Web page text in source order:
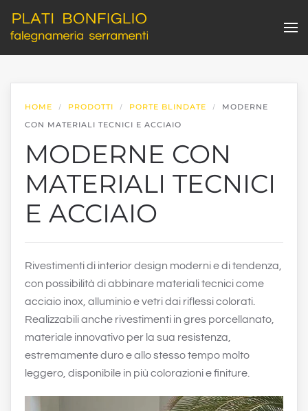
Skip to main content
HOME PRODOTTI PORTE BLINDATE
MODERNE
CON MATERIALI TECNICI E ACCIAIO
MODERNE CON
MATERIALI TECNICI
E ACCIAIO
Rivestimenti di interior design moderni e di tendenza,
con possibilità di abbinare materiali tecnici come
acciaio inox, alluminio e vetri dai riflessi colorati.
Realizzabili anche rivestimenti in gres porcellanato,
materiale innovativo per la sua resistenza,
estremamente duro e allo stesso tempo molto
leggero, disponibile in più colorazioni e finiture.